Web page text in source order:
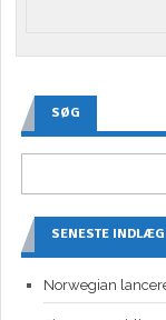
SØG
SENESTE INDLÆG
Norwegian